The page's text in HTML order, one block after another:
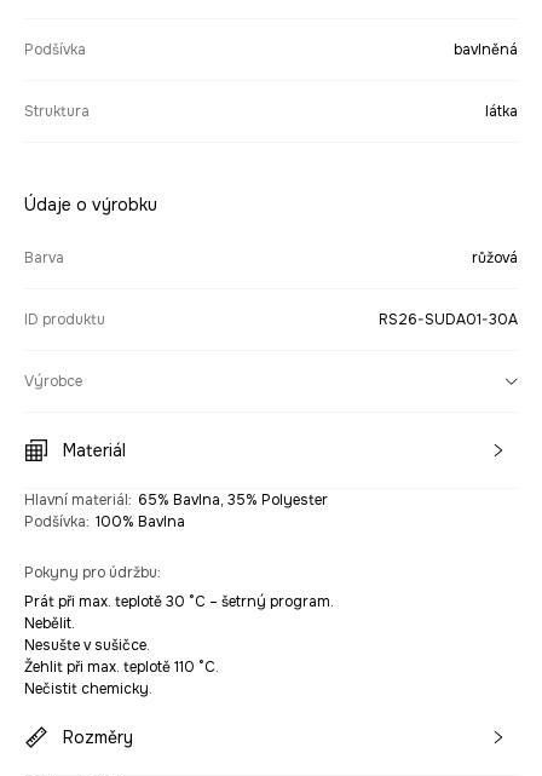
Podšívka bavlněná
Struktura látka
Údaje o výrobku
Barva růžová
ID produktu RS26-SUDA01-30A
Výrobce
Materiál
Hlavní materiál: 65% Bavlna, 35% Polyester
Podšívka: 100% Bavlna
Pokyny pro údržbu:
Prát při max. teplotě 30 °C – šetrný program.
Nebělit.
Nesušte v sušičce.
Žehlit při max. teplotě 110 °C.
Nečistit chemicky.
Rozměry